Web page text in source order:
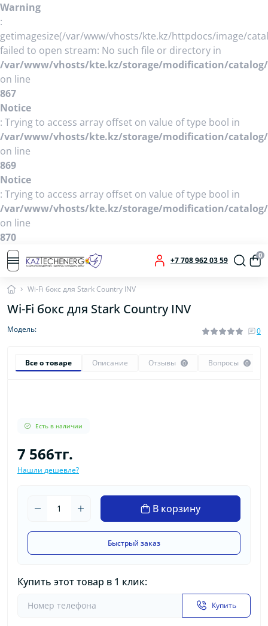
Warning
:
getimagesize(/var/www/vhosts/kte.kz/httpdocs/image/
failed to open stream: No such file or directory in
/var/www/vhosts/kte.kz/storage/modification/
on line
867
Notice
: Trying to access array offset on value of type bool in
/var/www/vhosts/kte.kz/storage/modification/
on line
869
Notice
: Trying to access array offset on value of type bool in
/var/www/vhosts/kte.kz/storage/modification/
on line
870
+7 708 962 03 59
0
Wi-Fi бокс для Stark Country INV
Wi-Fi бокс для Stark Country INV
Модель: 0
Все о товаре Описание Отзывы 0 Вопросы 0
Есть в наличии
7 566тг.
Нашли дешевле?
В корзину
Быстрый заказ
Купить этот товар в 1 клик:
Купить